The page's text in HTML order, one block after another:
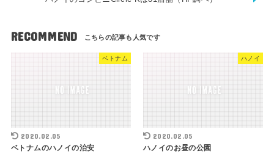
RECOMMEND
ベトナム
2020.02.05
ベトナムのハノイの治安
ハノイ
2020.02.05
ハノイのお昼の公園